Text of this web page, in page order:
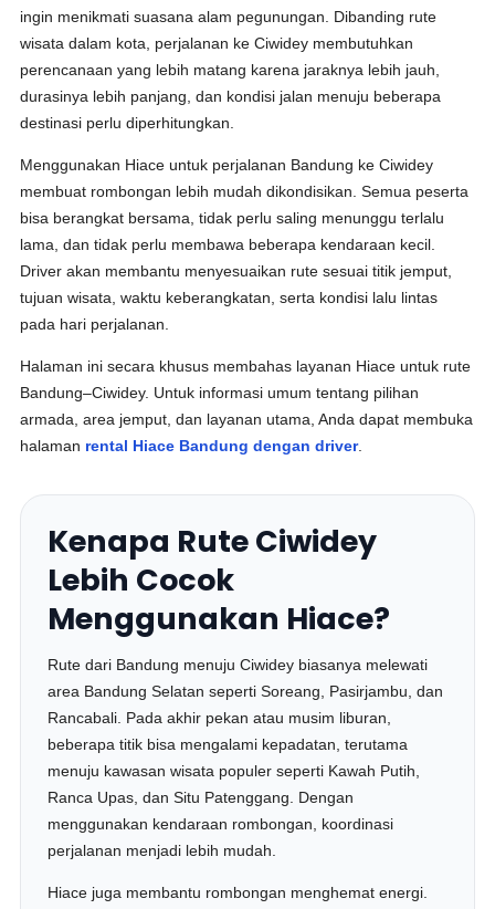
ingin menikmati suasana alam pegunungan. Dibanding rute
wisata dalam kota, perjalanan ke Ciwidey membutuhkan
perencanaan yang lebih matang karena jaraknya lebih jauh,
durasinya lebih panjang, dan kondisi jalan menuju beberapa
destinasi perlu diperhitungkan.
Menggunakan Hiace untuk perjalanan Bandung ke Ciwidey
membuat rombongan lebih mudah dikondisikan. Semua peserta
bisa berangkat bersama, tidak perlu saling menunggu terlalu
lama, dan tidak perlu membawa beberapa kendaraan kecil.
Driver akan membantu menyesuaikan rute sesuai titik jemput,
tujuan wisata, waktu keberangkatan, serta kondisi lalu lintas
pada hari perjalanan.
Halaman ini secara khusus membahas layanan Hiace untuk rute
Bandung–Ciwidey. Untuk informasi umum tentang pilihan
armada, area jemput, dan layanan utama, Anda dapat membuka
halaman rental Hiace Bandung dengan driver.
Kenapa Rute Ciwidey
Lebih Cocok
Menggunakan Hiace?
Rute dari Bandung menuju Ciwidey biasanya melewati
area Bandung Selatan seperti Soreang, Pasirjambu, dan
Rancabali. Pada akhir pekan atau musim liburan,
beberapa titik bisa mengalami kepadatan, terutama
menuju kawasan wisata populer seperti Kawah Putih,
Ranca Upas, dan Situ Patenggang. Dengan
menggunakan kendaraan rombongan, koordinasi
perjalanan menjadi lebih mudah.
Hiace juga membantu rombongan menghemat energi.